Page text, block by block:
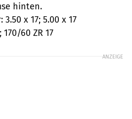
hinten.
x 17; 5.00 x 17
170/60 ZR 17
ANZEIGE